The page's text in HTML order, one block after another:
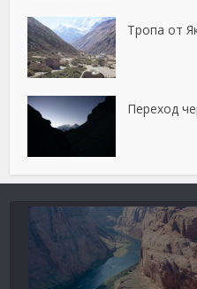
Тропа от
Переход